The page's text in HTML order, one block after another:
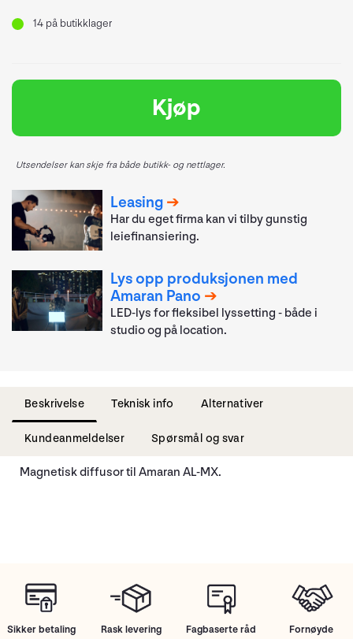
14 på butikklager
Kjøp
Utsendelser kan skje fra både butikk- og nettlager.
Leasing
Har du eget firma kan vi tilby gunstig
leiefinansiering.
Lys opp produksjonen med
Amaran Pano
LED-lys for fleksibel lyssetting - både i
studio og på location.
Beskrivelse Teknisk info Alternativer
Kundeanmeldelser Spørsmål og svar
Magnetisk diffusor til Amaran AL-MX.
Sikker betaling Rask levering Fagbaserte råd
Fornøyde